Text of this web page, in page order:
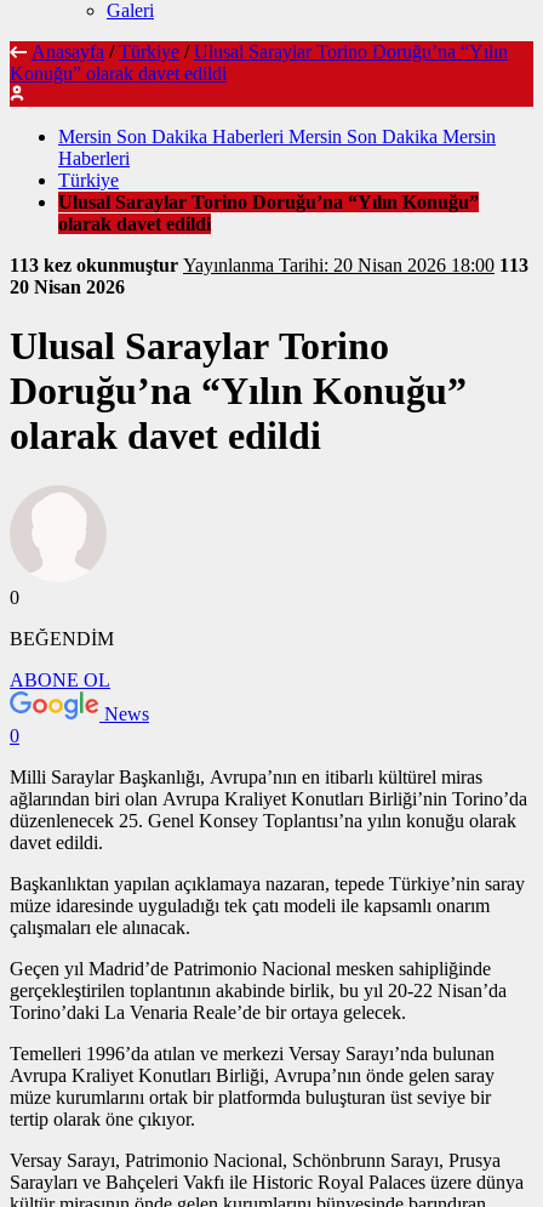
Galeri
Anasayfa / Türkiye / Ulusal Saraylar Torino Doruğu’na “Yılın
Konuğu” olarak davet edildi
Mersin Son Dakika Haberleri Mersin Son Dakika Mersin
Haberleri
Türkiye
Ulusal Saraylar Torino Doruğu’na “Yılın Konuğu”
olarak davet edildi
113 kez okunmuştur
Yayınlanma Tarihi: 20 Nisan 2026 18:00 113
20 Nisan 2026
Ulusal Saraylar Torino
Doruğu’na “Yılın Konuğu”
olarak davet edildi
0
BEĞENDİM
ABONE OL
News
0
Milli Saraylar Başkanlığı, Avrupa’nın en itibarlı kültürel miras
ağlarından biri olan Avrupa Kraliyet Konutları Birliği’nin Torino’da
düzenlenecek 25. Genel Konsey Toplantısı’na yılın konuğu olarak
davet edildi.
Başkanlıktan yapılan açıklamaya nazaran, tepede Türkiye’nin saray
müze idaresinde uyguladığı tek çatı modeli ile kapsamlı onarım
çalışmaları ele alınacak.
Geçen yıl Madrid’de Patrimonio Nacional mesken sahipliğinde
gerçekleştirilen toplantının akabinde birlik, bu yıl 20-22 Nisan’da
Torino’daki La Venaria Reale’de bir ortaya gelecek.
Temelleri 1996’da atılan ve merkezi Versay Sarayı’nda bulunan
Avrupa Kraliyet Konutları Birliği, Avrupa’nın önde gelen saray
müze kurumlarını ortak bir platformda buluşturan üst seviye bir
tertip olarak öne çıkıyor.
Versay Sarayı, Patrimonio Nacional, Schönbrunn Sarayı, Prusya
Sarayları ve Bahçeleri Vakfı ile Historic Royal Palaces üzere dünya